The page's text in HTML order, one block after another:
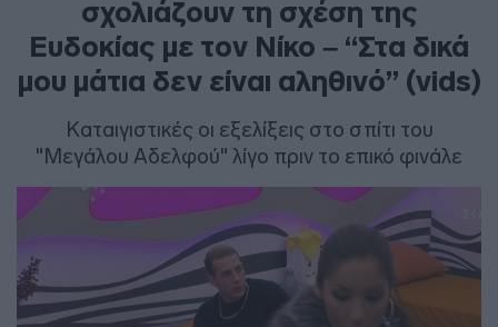
σχολιάζουν τη σχέση της
Ευδοκίας με τον Νίκο – “Στα δικά
μου μάτια δεν είναι αληθινό” (vids)
Καταιγιστικές οι εξελίξεις στο σπίτι του
"Μεγάλου Αδελφού" λίγο πριν το επικό φινάλε